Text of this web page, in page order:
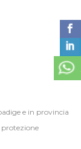
e in provincia